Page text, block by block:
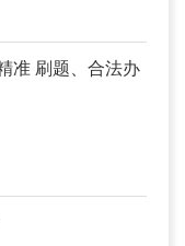
准 刷题、合法办